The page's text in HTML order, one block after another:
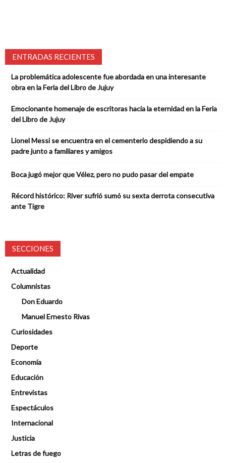
ENTRADAS RECIENTES
La problemática adolescente fue abordada en una interesante
obra en la Feria del Libro de Jujuy
Emocionante homenaje de escritoras hacia la eternidad en la Feria
del Libro de Jujuy
Lionel Messi se encuentra en el cementerio despidiendo a su
padre junto a familiares y amigos
Boca jugó mejor que Vélez, pero no pudo pasar del empate
Récord histórico: River sufrió sumó su sexta derrota consecutiva
ante Tigre
SECCIONES
Actualidad
Columnistas
Don Eduardo
Manuel Ernesto Rivas
Curiosidades
Deporte
Economía
Educación
Entrevistas
Espectáculos
Internacional
Justicia
Letras de fuego